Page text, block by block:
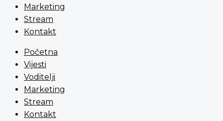
Marketing
Stream
Kontakt
Početna
Vijesti
Voditelji
Marketing
Stream
Kontakt